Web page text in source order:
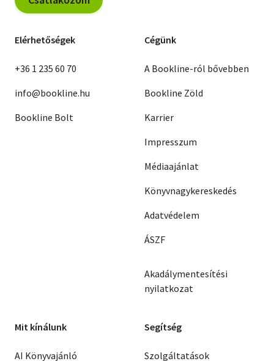
Elérhetőségek
+36 1 235 60 70
info@bookline.hu
Bookline Bolt
Cégünk
A Bookline-ról bővebben
Bookline Zöld
Karrier
Impresszum
Médiaajánlat
Könyvnagykereskedés
Adatvédelem
ÁSZF
Akadálymentesítési
nyilatkozat
Mit kínálunk
AI Könyvajánló
Segítség
Szolgáltatások